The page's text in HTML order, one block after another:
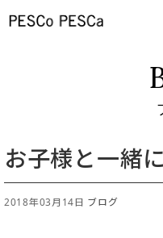
お子様と一緒
2018年03月14日 ブログ